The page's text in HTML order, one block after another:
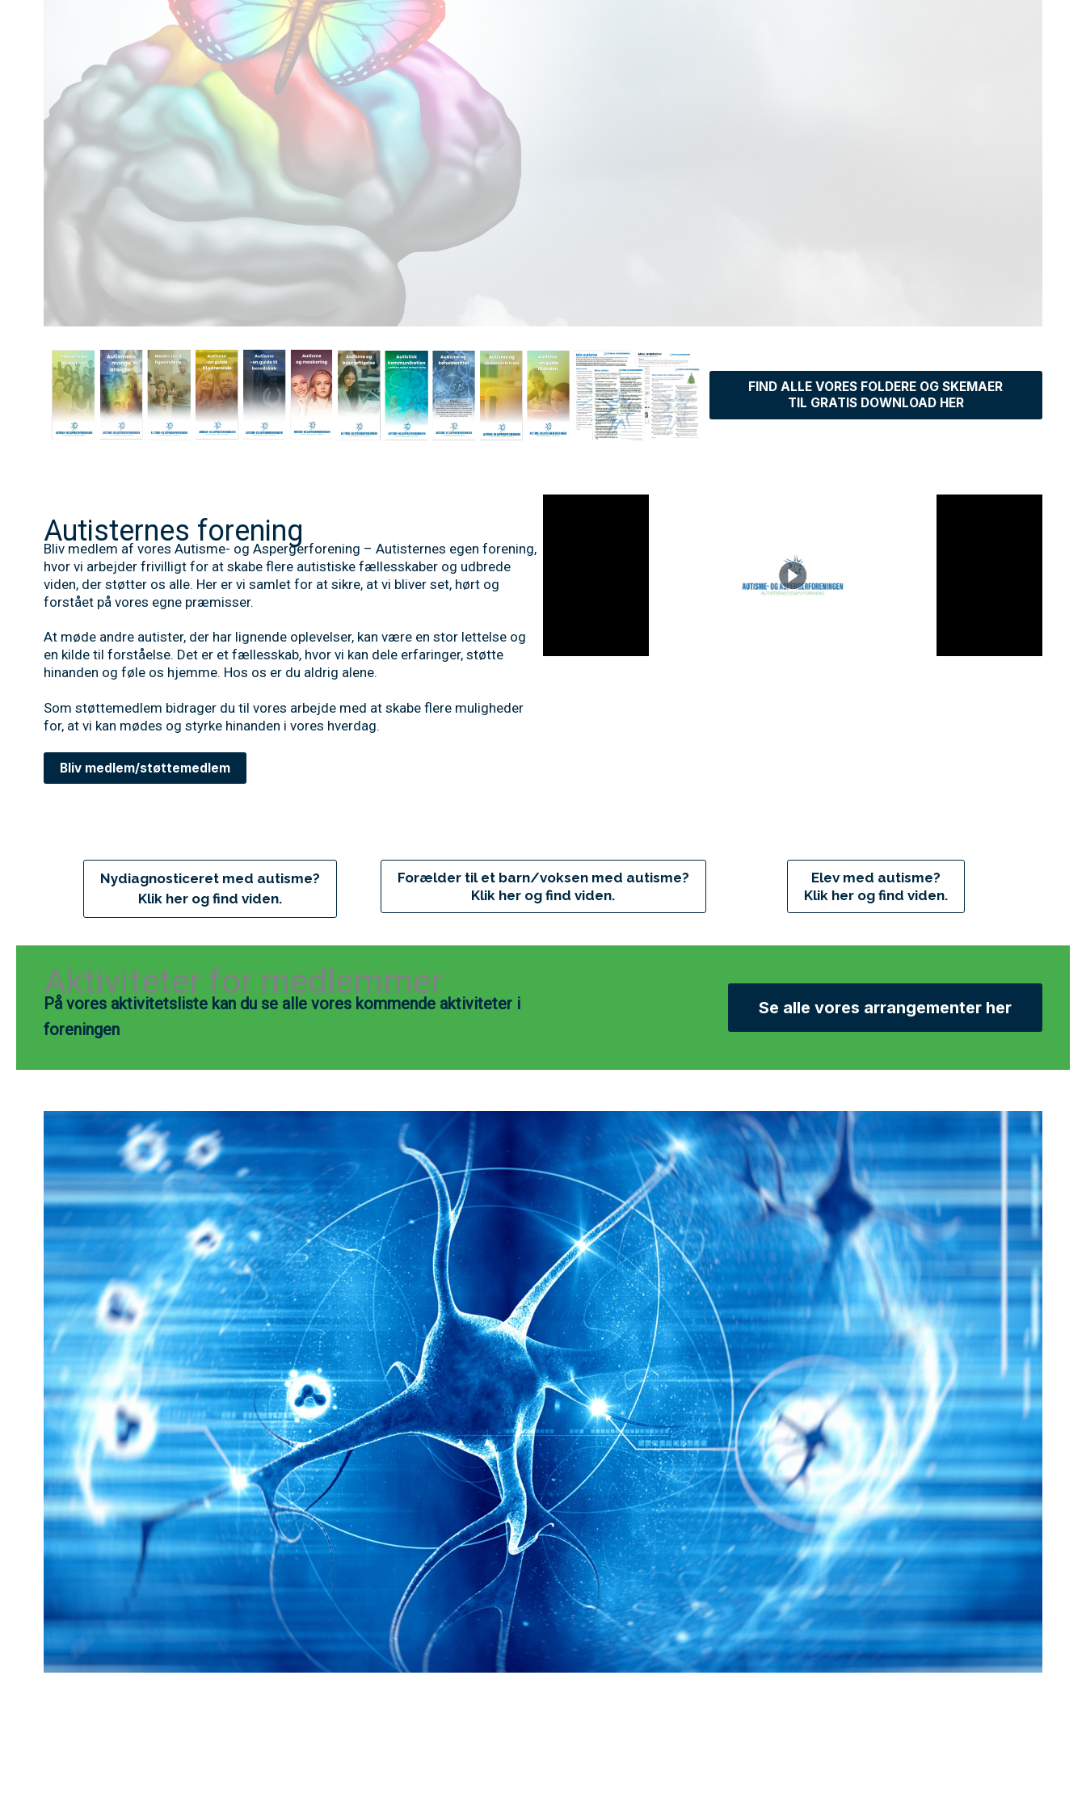
FIND ALLE VORES FOLDERE OG SKEMAER
TIL GRATIS DOWNLOAD HER
Autisternes forening
Bliv medlem af vores Autisme- og Aspergerforening – Autisternes egen forening,
hvor vi arbejder frivilligt for at skabe flere autistiske fællesskaber og udbrede
viden, der støtter os alle. Her er vi samlet for at sikre, at vi bliver set, hørt og
forstået på vores egne præmisser.
At møde andre autister, der har lignende oplevelser, kan være en stor lettelse og
en kilde til forståelse. Det er et fællesskab, hvor vi kan dele erfaringer, støtte
hinanden og føle os hjemme. Hos os er du aldrig alene.
Som støttemedlem bidrager du til vores arbejde med at skabe flere muligheder
for, at vi kan mødes og styrke hinanden i vores hverdag.
Bliv medlem/støttemedlem
Nydiagnosticeret med autisme?
Klik her og find viden.
Forælder til et barn/voksen med autisme?
Klik her og find viden.
Elev med autisme?
Klik her og find viden.
Aktiviteter for medlemmer
På vores aktivitetsliste kan du se alle vores kommende aktiviteter i
foreningen
Se alle vores arrangementer her